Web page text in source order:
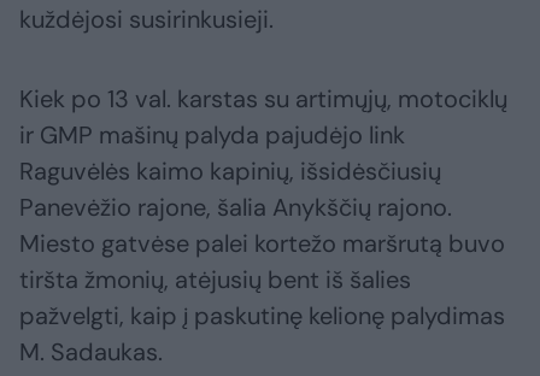
kuždėjosi susirinkusieji.
Kiek po 13 val. karstas su artimųjų, motociklų
ir GMP mašinų palyda pajudėjo link
Raguvėlės kaimo kapinių, išsidėsčiusių
Panevėžio rajone, šalia Anykščių rajono.
Miesto gatvėse palei kortežo maršrutą buvo
tiršta žmonių, atėjusių bent iš šalies
pažvelgti, kaip į paskutinę kelionę palydimas
M. Sadaukas.